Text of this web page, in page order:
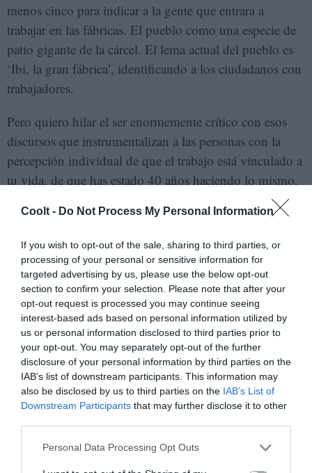
Coolt - Do Not Process My Personal Information
If you wish to opt-out of the sale, sharing to third parties, or
processing of your personal or sensitive information for
targeted advertising by us, please use the below opt-out
section to confirm your selection. Please note that after your
opt-out request is processed you may continue seeing
interest-based ads based on personal information utilized by
us or personal information disclosed to third parties prior to
your opt-out. You may separately opt-out of the further
disclosure of your personal information by third parties on the
IAB’s list of downstream participants. This information may
also be disclosed by us to third parties on the IAB’s List of
Downstream Participants that may further disclose it to other
Personal Data Processing Opt Outs
menos cinco para indicar a la gente que entrara a
trabajar en las fábricas. El pueblo como una especie de
patio gigante de la cárcel. El lema actual del pueblo es
‘Ibi, la gran fábrica’, identificando a los ciudadanos con
trabajadores.
Pero quiero hilar el ser enormemente crítico con esos
discursos que instrumentalizan a las personas con la
percepción individual de que el trabajo está vinculado a
tu vida, de que has estado 40 años haciendo lo mismo.
enormemente respetuoso con la gente que sí cree que el
trabajo dignifica, aunque yo creo que no y espero poder
convencer de que eso no es así. Pero ese discurso debe
ser muy comprensivo y muy empático con la gente que
ha dedicado toda su vida a un trabajo con esa fe. Y
seguramente en muy buena parte tiene razón, porque
eso le ha dado sentido y ha organizado su vida y la de
su comunidad.
Mi miedo es llegar generacionalmente en plan
wokedesde una cierta posición a la que hemos llegado
en parte al ver lo que ha supuesto el trabajo.
Ahora, afortunadamente, hablamos de salud mental,
conciliación, posibilidad de jornada de 32 horas. Hay